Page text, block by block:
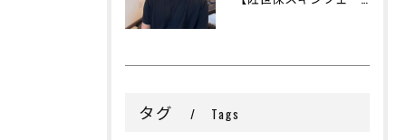
タグ Tags